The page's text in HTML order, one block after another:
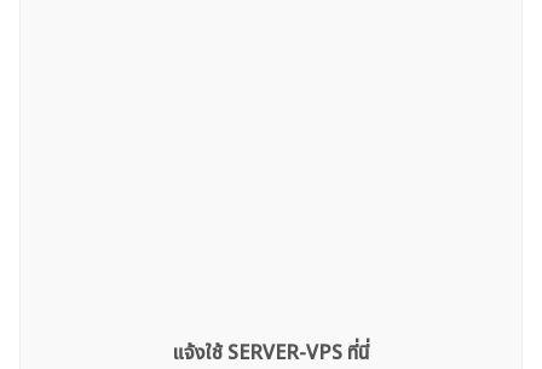
แจ้งใช้ SERVER-VPS ที่นี่